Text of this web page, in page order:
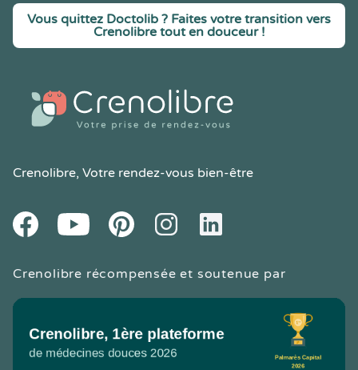
Vous quittez Doctolib ? Faites votre transition vers
Crenolibre tout en douceur !
Crenolibre, Votre rendez-vous bien-être
FacebookYoutube PinteresetInstagramLinkedIn
Crenolibre récompensée et soutenue par